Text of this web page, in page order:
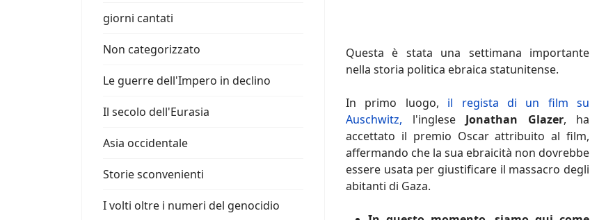
giorni cantati
Non categorizzato
Le guerre dell'Impero in declino
Il secolo dell'Eurasia
Asia occidentale
Storie sconvenienti
I volti oltre i numeri del genocidio
Questa è stata una settimana importante
nella storia politica ebraica statunitense.
In primo luogo, il regista di un film su
Auschwitz, l'inglese Jonathan Glazer, ha
accettato il premio Oscar attribuito al film,
affermando che la sua ebraicità non dovrebbe
essere usata per giustificare il massacro degli
abitanti di Gaza.